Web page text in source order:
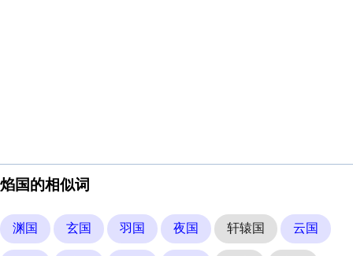
焰国的相似词
渊国 玄国 羽国 夜国 轩辕国 云国